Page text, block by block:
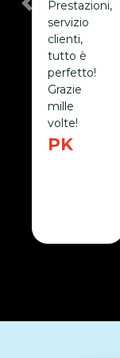
Prestazioni,
servizio
clienti,
tutto è
perfetto!
Grazie
mille
volte!
PK
Previous